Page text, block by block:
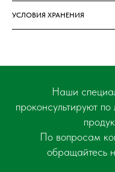
УСЛОВИЯ ХРАНЕНИЯ
Наши
проконсультируют
По вопросам
обращайтесь